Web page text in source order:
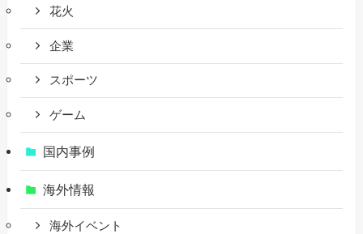
花火
企業
スポーツ
ゲーム
国内事例
海外情報
海外イベント